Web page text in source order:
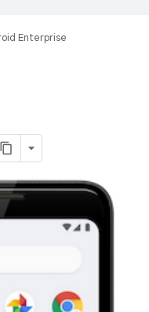
Enterprise